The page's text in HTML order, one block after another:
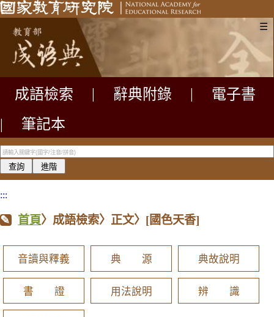
☰
成語檢索 辭典附錄
電子書
|
筆記本
:::
首頁〉成語檢索〉正文〉 [國色天香]
音讀與釋義 典 源 典故說明
書 證 用法說明 辨 識